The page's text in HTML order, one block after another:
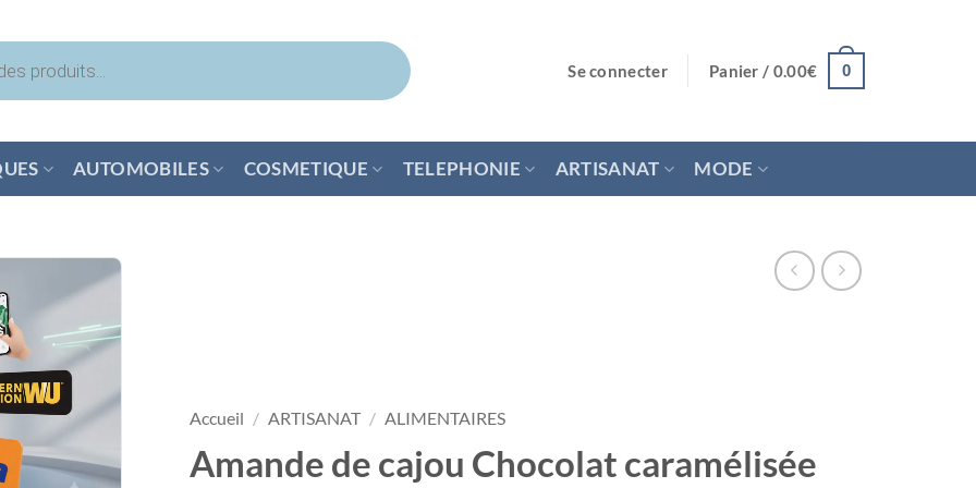
Se connecter Panier / 0.00€ 0
AUTOMOBILES COSMETIQUE TELEPHONIE ARTISANAT MODE
Accueil / ARTISANAT / ALIMENTAIRES
Amande de cajou Chocolat caramélisée